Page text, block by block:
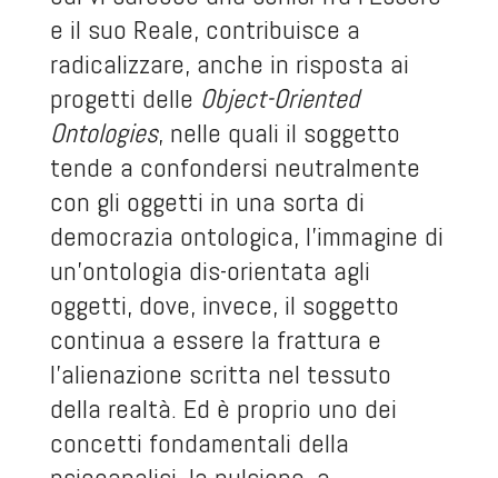
e il suo Reale, contribuisce a
radicalizzare, anche in risposta ai
progetti delle Object-Oriented
Ontologies, nelle quali il soggetto
tende a confondersi neutralmente
con gli oggetti in una sorta di
democrazia ontologica, l’immagine di
un’ontologia dis-orientata agli
oggetti, dove, invece, il soggetto
continua a essere la frattura e
l’alienazione scritta nel tessuto
della realtà. Ed è proprio uno dei
concetti fondamentali della